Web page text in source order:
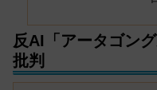
反AI「アータゴン
批判